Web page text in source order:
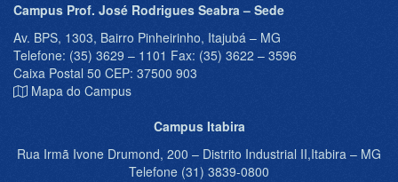
Campus Prof. José Rodrigues Seabra – Sede
Av. BPS, 1303, Bairro Pinheirinho, Itajubá – MG
Telefone: (35) 3629 – 1101 Fax: (35) 3622 – 3596
Caixa Postal 50 CEP: 37500 903
Mapa do Campus
Campus Itabira
Rua Irmã Ivone Drumond, 200 – Distrito Industrial II,Itabira – MG
Telefone (31) 3839-0800